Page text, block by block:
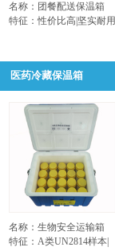
名称：团餐配送保温箱
特征：性价比高|坚实耐用
医药冷藏保温箱
名称：生物安全运输箱
特征：A类UN2814样本|